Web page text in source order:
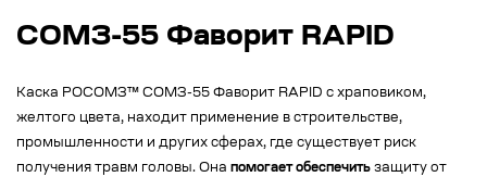
СОМЗ-55 Фаворит RAPID
Каска РОСОМЗ™ СОМЗ-55 Фаворит RAPID с храповиком,
желтого цвета, находит применение в строительстве,
промышленности и других сферах, где существует риск
получения травм головы. Она помогает обеспечить защиту от